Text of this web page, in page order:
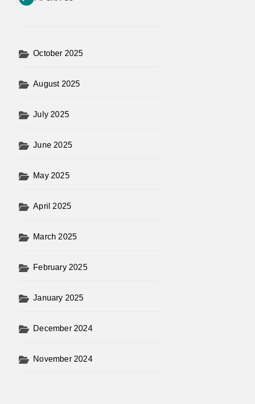
October 2025
August 2025
July 2025
June 2025
May 2025
April 2025
March 2025
February 2025
January 2025
December 2024
November 2024